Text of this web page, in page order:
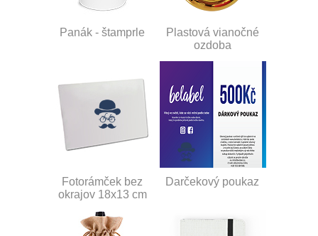
Panák - štamprle
Plastová vianočné
ozdoba
Fotorámček bez
okrajov 18x13 cm
Darčekový poukaz